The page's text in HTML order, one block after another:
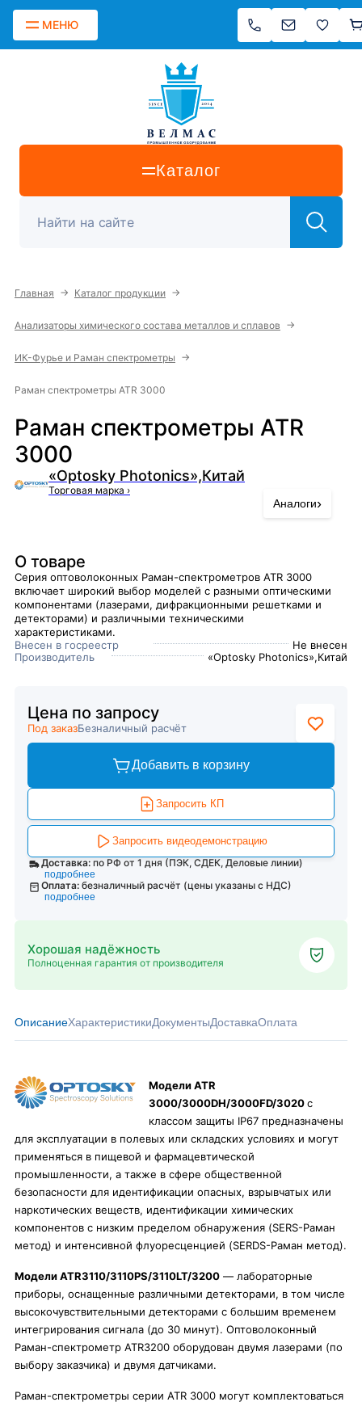
МЕНЮ
Каталог
Главная → Каталог продукции →
Анализаторы химического состава металлов и сплавов →
ИК-Фурье и Раман спектрометры →
Раман спектрометры ATR 3000
Раман спектрометры ATR
3000
«Optosky Photonics»,Китай
Торговая марка ›
Аналоги›
О товаре
Серия оптоволоконных Раман-спектрометров ATR 3000
включает широкий выбор моделей с разными оптическими
компонентами (лазерами, дифракционными решетками и
детекторами) и различными техническими
характеристиками.
Внесен в госреестр
Не внесен
Производитель
«Optosky Photonics»,Китай
Цена по запросу
Под заказБезналичный расчёт
Добавить в корзину
Запросить КП
Запросить видеодемонстрацию
Доставка: по РФ от 1 дня (ПЭК, СДЕК, Деловые линии)
подробнее
Оплата: безналичный расчёт (цены указаны с НДС)
подробнее
Хорошая надёжность
Полноценная гарантия от производителя
ОписаниеХарактеристикиДокументыДоставкаОплата
Модели ATR
3000/3000DH/3000FD/3020с
классом защиты IP67 предназначены
для эксплуатации в полевых или складских условиях и могут
применяться в пищевой и фармацевтической
промышленности, а также в сфере общественной
безопасности для идентификации опасных, взрывчатых или
наркотических веществ, идентификации химических
компонентов с низким пределом обнаружения (SERS-Раман
метод) и интенсивной флуоресценцией (SERDS-Раман метод).
Модели ATR3110/3110PS/3110LT/3200 — лабораторные
приборы, оснащенные различными детекторами, в том числе
высокочувствительными детекторами с большим временем
интегрирования сигнала (до 30 минут). Оптоволоконный
Раман-спектрометр ATR3200 оборудован двумя лазерами (по
выбору заказчика) и двумя датчиками.
Раман-спектрометры серии ATR 3000 могут комплектоваться